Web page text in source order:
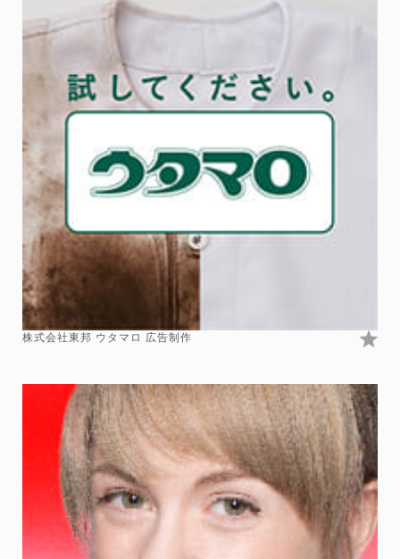
株式会社東邦 ウタマロ 広告制作